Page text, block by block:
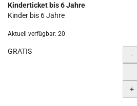
Kinderticket bis 6 Jahre
Kinder bis 6 Jahre
Aktuell verfügbar: 20
GRATIS -
+